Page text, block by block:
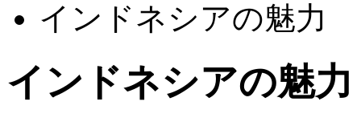
インドネシアの魅力
インドネシアの魅力